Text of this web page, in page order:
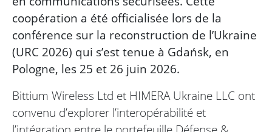
coopération a été officialisée lors de la
conférence sur la reconstruction de l’Ukraine
(URC 2026) qui s’est tenue à Gdańsk, en
Pologne, les 25 et 26 juin 2026.
Bittium Wireless Ltd et HIMERA Ukraine LLC ont
convenu d’explorer l’interopérabilité et